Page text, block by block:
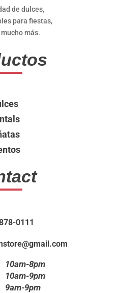
de dulces,
para fiestas,
más.
0111
10am-8pm
10am-9pm
9am-9pm